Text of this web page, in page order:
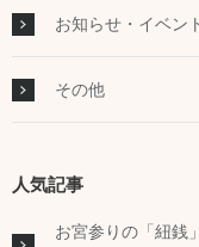
お知らせ・イベン
その他
人気記事
お宮参りの「紐銭